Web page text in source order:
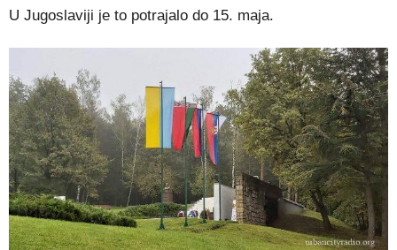
U Jugoslaviji je to potrajalo do 15. maja.